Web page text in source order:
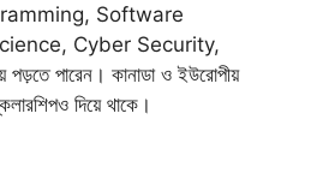
Software
Cyber Security,
পারেন। কানাডা ও ইউরোপীয়
দিয়ে থাকে।